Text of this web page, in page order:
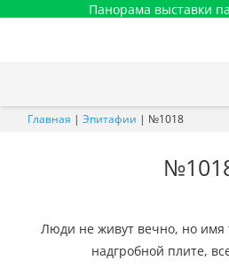
Панорама выставки
Главная | Эпитафии | №1018
Люди не живут вечно, но имя
надгробной плите,